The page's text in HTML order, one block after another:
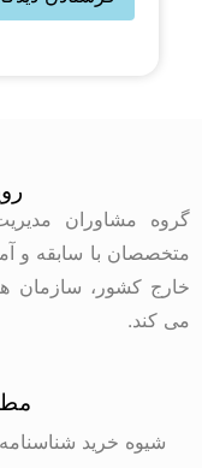
گروه مشاوران
متخصصان با سابقه و
خارج کشور، سازمان
می کند.
شیوه خرید